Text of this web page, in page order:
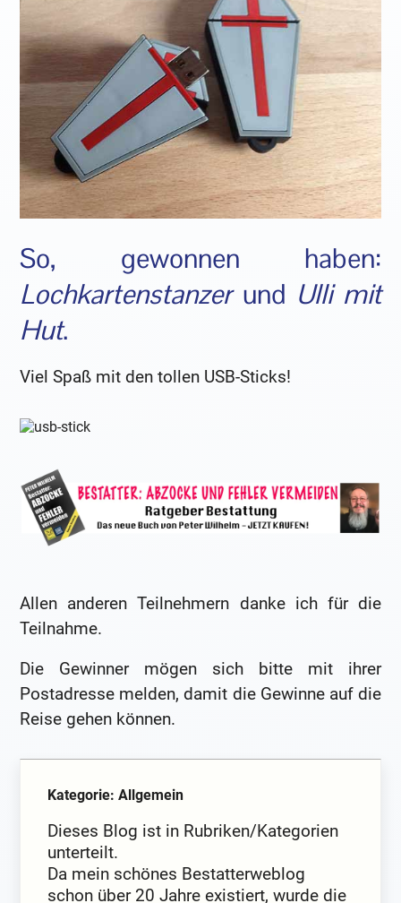
So, gewonnen haben:
Lochkartenstanzerund Ulli mit
Hut.
Viel Spaß mit den tollen USB-Sticks!
Allen anderen Teilnehmern danke ich für die
Teilnahme.
Die Gewinner mögen sich bitte mit ihrer
Postadresse melden, damit die Gewinne auf die
Reise gehen können.
Kategorie: Allgemein
Dieses Blog ist in Rubriken/Kategorien
unterteilt.
Da mein schönes Bestatterweblog
schon über 20 Jahre existiert, wurde die